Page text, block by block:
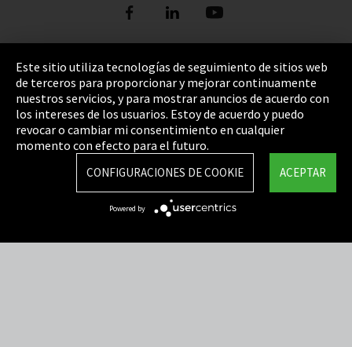
Pie de imprenta
Política de privacidad
Cookie Settings
Términos y Condiciones
Mapa del sitio
Este sitio utiliza tecnologías de seguimiento de sitios web
de terceros para proporcionar y mejorar continuamente
nuestros servicios, y para mostrar anuncios de acuerdo con
los intereses de los usuarios. Estoy de acuerdo y puedo
revocar o cambiar mi consentimiento en cualquier
momento con efecto para el futuro.
ACEPTAR
CONFIGURACIONES DE COOKIE
Powered by